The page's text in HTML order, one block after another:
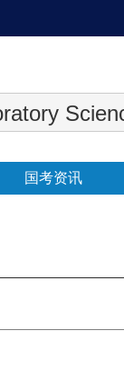
国考资讯